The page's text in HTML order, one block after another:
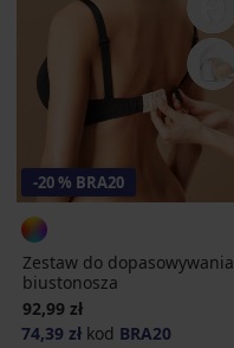
-20 % BRA20
Zestaw do dopasowywania
biustonosza
92,99 zł
74,39 zł kod BRA20